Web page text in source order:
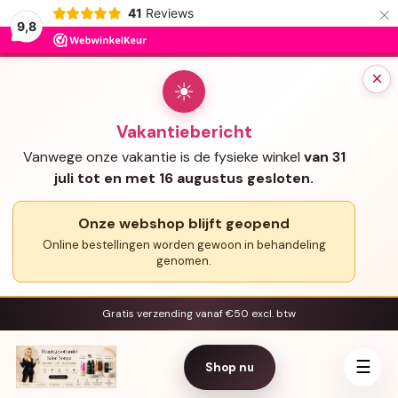
9,8
41 Reviews ×
×
☀
Vakantiebericht
Vanwege onze vakantie is de fysieke winkel van 31
juli tot en met 16 augustus gesloten.
Onze webshop blijft geopend
Online bestellingen worden gewoon in behandeling
genomen.
Gratis verzending vanaf €50 excl. btw
Shop nu ☰